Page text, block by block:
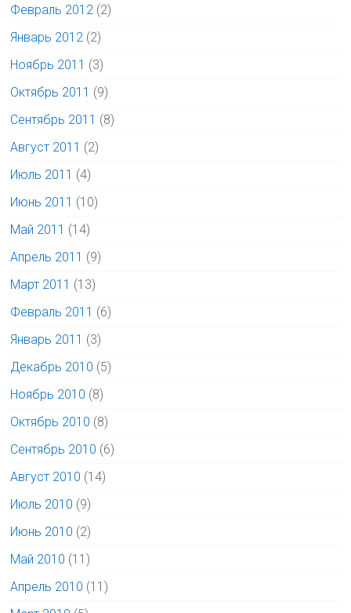
Февраль 2012 (2)
Январь 2012 (2)
Ноябрь 2011 (3)
Октябрь 2011 (9)
Сентябрь 2011 (8)
Август 2011 (2)
Июль 2011 (4)
Июнь 2011 (10)
Май 2011 (14)
Апрель 2011 (9)
Март 2011 (13)
Февраль 2011 (6)
Январь 2011 (3)
Декабрь 2010 (5)
Ноябрь 2010 (8)
Октябрь 2010 (8)
Сентябрь 2010 (6)
Август 2010 (14)
Июль 2010 (9)
Июнь 2010 (2)
Май 2010 (11)
Апрель 2010 (11)